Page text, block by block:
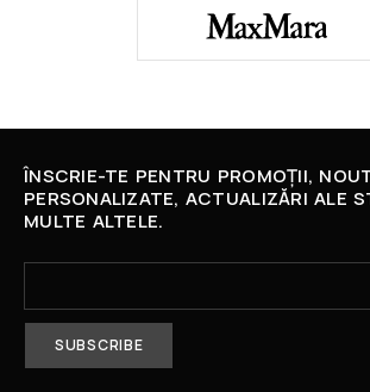
ÎNSCRIE-TE PENTRU PROMOȚII,
PERSONALIZATE, ACTUALIZĂRI ALE
MULTE ALTELE.